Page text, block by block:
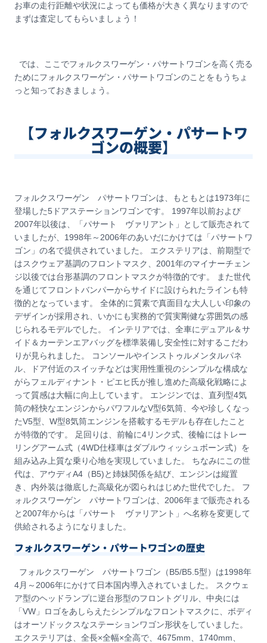
お車の走行距離や状況によっても価格が大きく異なりますので
まずは査定してもらいましょう！
では、ここでフォルクスワーゲン・パサートワゴンを高く売る
ためにフォルクスワーゲン・パサートワゴンのことをもうちょ
っと知っておきましょう。
【フォルクスワーゲン・パサートワ
ゴンの概要】
フォルクスワーゲン パサートワゴンは、もともとは1973年に
登場した5ドアステーションワゴンです。 1997年以前および
2007年以後は、「パサート ヴァリアント」として販売されて
いましたが、1998年～2006年のあいだにかけては「パサートワ
ゴン」の名で提供されていました。 エクステリアは、前期型で
はスクウェア基調のフロントマスク、2001年のマイナーチェン
ジ以後では台形基調のフロントマスクが特徴的です。 また世代
を通じてフロントバンパーからサイドに設けられたラインも特
徴的となっています。 全体的に質素で真面目な大人しい印象の
デザインが採用され、いかにも実務的で質実剛健な雰囲気の感
じられるモデルでした。 インテリアでは、全車にデュアル＆サ
イド＆カーテンエアバッグを標準装備し安全性に対するこだわ
りが見られました。 コンソールやインストゥルメンタルパネ
ル、ドア付近のスイッチなどは実用性重視のシンプルな構成な
がらフェルディナント・ピエヒ氏が推し進めた高級化戦略によ
って質感は大幅に向上しています。 エンジンでは、直列型4気
筒の軽快なエンジンからパワフルなV型6気筒、今や珍しくなっ
たV5型、W型8気筒エンジンを搭載するモデルも存在したこと
が特徴的です。 足回りは、前輪に4リンク式、後輪にはトレー
リングアーム式（4WD仕様車はダブルウィッシュボーン式）を
組み込み上質な乗り心地を実現していました。 ちなみにこの世
代は、アウディA4（B5)と姉妹関係を結び、エンジンは縦置
き、内外装は徹底した高級化が図られはじめた世代でした。 フ
ォルクスワーゲン パサートワゴンは、2006年まで販売される
と2007年からは「パサート ヴァリアント」へ名称を変更して
供給されるようになりました。
フォルクスワーゲン・パサートワゴンの歴史
フォルクスワーゲン パサートワゴン（B5/B5.5型）は1998年
4月～2006年にかけて日本国内導入されていました。 スクウェ
ア型のヘッドランプに逆台形型のフロントグリル、中央には
「VW」ロゴをあしらえたシンプルなフロントマスクに、ボディ
はオーソドックスなステーションワゴン形状をしていました。
エクステリアは、全長×全幅×全高で、4675mm、1740mm、